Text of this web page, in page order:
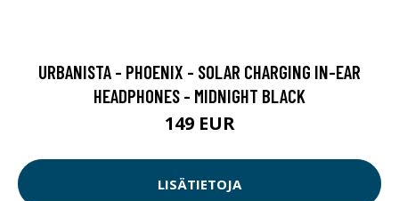
URBANISTA - PHOENIX - SOLAR CHARGING IN-EAR
HEADPHONES - MIDNIGHT BLACK
149 EUR
LISÄTIETOJA